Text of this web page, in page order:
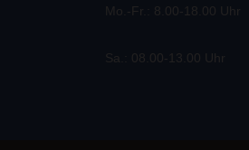
Mo.-Fr.: 8.00-18.00 Uhr
Sa.: 08.00-13.00 Uhr